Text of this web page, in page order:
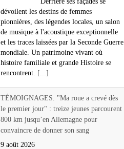
dévoilent les destins de femmes
pionnières, des légendes locales, un salon
de musique à l'acoustique exceptionnelle
et les traces laissées par la Seconde Guerre
mondiale. Un patrimoine vivant où
histoire familiale et grande Histoire se
rencontrent.
[...]
TÉMOIGNAGES. "Ma roue a crevé dès
le premier jour" : treize jeunes parcourent
800 km jusqu’en Allemagne pour
convaincre de donner son sang
9 août 2026